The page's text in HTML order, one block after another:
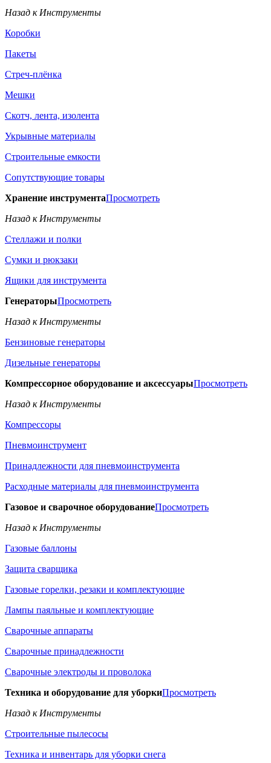
Назад к Инструменты
Коробки
Пакеты
Стреч-плёнка
Мешки
Скотч, лента, изолента
Укрывные материалы
Строительные емкости
Сопутствующие товары
Хранение инструментаПросмотреть
Назад к Инструменты
Стеллажи и полки
Сумки и рюкзаки
Ящики для инструмента
ГенераторыПросмотреть
Назад к Инструменты
Бензиновые генераторы
Дизельные генераторы
Компрессорное оборудование и аксессуарыПросмотреть
Назад к Инструменты
Компрессоры
Пневмоинструмент
Принадлежности для пневмоинструмента
Расходные материалы для пневмоинструмента
Газовое и сварочное оборудованиеПросмотреть
Назад к Инструменты
Газовые баллоны
Защита сварщика
Газовые горелки, резаки и комплектующие
Лампы паяльные и комплектующие
Сварочные аппараты
Сварочные принадлежности
Сварочные электроды и проволока
Техника и оборудование для уборкиПросмотреть
Назад к Инструменты
Строительные пылесосы
Техника и инвентарь для уборки снега